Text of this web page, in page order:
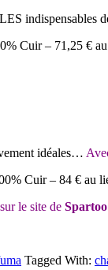
indispensables
Cuir – 71,25 €
idéales…
Cuir – 84 € au
le site de Spartoo
Tagged With: